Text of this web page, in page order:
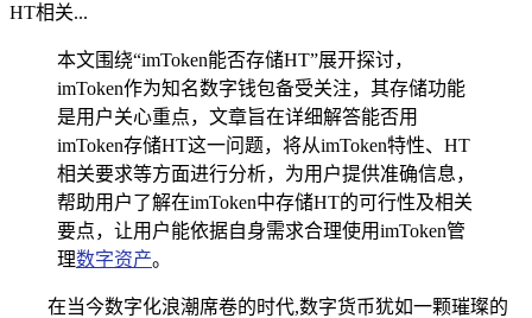
HT相关...
本文围绕“imToken能否存储HT”展开探讨，
imToken作为知名数字钱包备受关注，其存储功能
是用户关心重点，文章旨在详细解答能否用
imToken存储HT这一问题，将从imToken特性、HT
相关要求等方面进行分析，为用户提供准确信息，
帮助用户了解在imToken中存储HT的可行性及相关
要点，让用户能依据自身需求合理使用imToken管
理数字资产。
在当今数字化浪潮席卷的时代,数字货币犹如一颗璀璨的